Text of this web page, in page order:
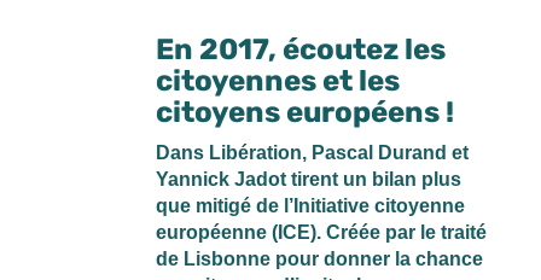
En 2017, écoutez les
citoyennes et les
citoyens européens !
Dans Libération, Pascal Durand et
Yannick Jadot tirent un bilan plus
que mitigé de l’Initiative citoyenne
européenne (ICE). Créée par le traité
de Lisbonne pour donner la chance